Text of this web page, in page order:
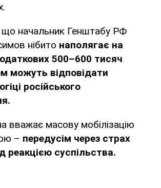
що начальник Генштабу РФ
нібито наполягає на
500–600 тисяч
можуть відповідати
російського
вважає масову мобілізацію
– передусім через страх
реакцією суспільства.